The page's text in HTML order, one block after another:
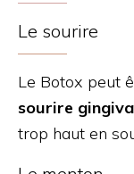
Le sourire
Le Botox peut
sourire
trop haut en